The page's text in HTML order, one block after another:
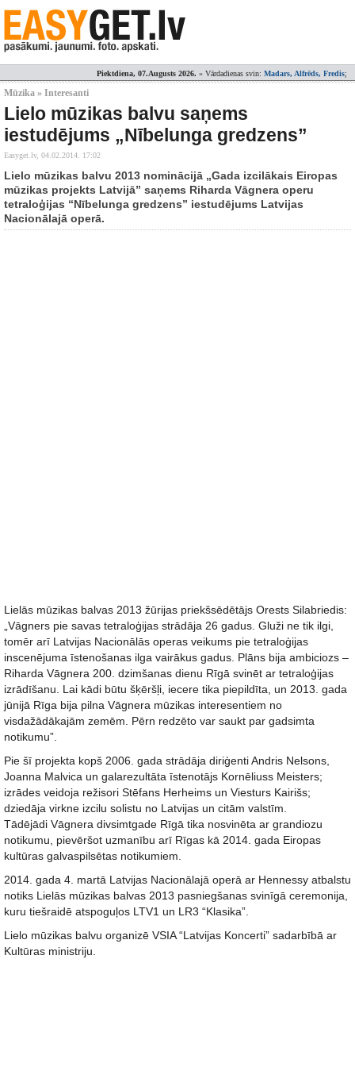
Piektdiena, 07.Augusts 2026. » Vārdadienas svin: Madars, Alfrēds, Fredis;
Mūzika » Interesanti
Lielo mūzikas balvu saņems
iestudējums „Nībelunga gredzens”
Easyget.lv, 04.02.2014. 17:02
Lielo mūzikas balvu 2013 nominācijā „Gada izcilākais Eiropas
mūzikas projekts Latvijā” saņems Riharda Vāgnera operu
tetraloģijas “Nībelunga gredzens” iestudējums Latvijas
Nacionālajā operā.
Lielās mūzikas balvas 2013 žūrijas priekšsēdētājs Orests Silabriedis:
„Vāgners pie savas tetraloģijas strādāja 26 gadus. Gluži ne tik ilgi,
tomēr arī Latvijas Nacionālās operas veikums pie tetraloģijas
inscenējuma īstenošanas ilga vairākus gadus. Plāns bija ambiciozs –
Riharda Vāgnera 200. dzimšanas dienu Rīgā svinēt ar tetraloģijas
izrādīšanu. Lai kādi būtu šķēršļi, iecere tika piepildīta, un 2013. gada
jūnijā Rīga bija pilna Vāgnera mūzikas interesentiem no
visdažādākajām zemēm. Pērn redzēto var saukt par gadsimta
notikumu”.
Pie šī projekta kopš 2006. gada strādāja diriģenti Andris Nelsons,
Joanna Malvica un galarezultāta īstenotājs Kornēliuss Meisters;
izrādes veidoja režisori Stēfans Herheims un Viesturs Kairišs;
dziedāja virkne izcilu solistu no Latvijas un citām valstīm.
Tādējādi Vāgnera divsimtgade Rīgā tika nosvinēta ar grandiozu
notikumu, pievēršot uzmanību arī Rīgas kā 2014. gada Eiropas
kultūras galvaspilsētas notikumiem.
2014. gada 4. martā Latvijas Nacionālajā operā ar Hennessy atbalstu
notiks Lielās mūzikas balvas 2013 pasniegšanas svinīgā ceremonija,
kuru tiešraidē atspoguļos LTV1 un LR3 “Klasika”.
Lielo mūzikas balvu organizē VSIA “Latvijas Koncerti” sadarbībā ar
Kultūras ministriju.